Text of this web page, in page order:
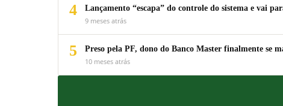
4
Lançamento “escapa” do controle do sistema e vai
9 meses atrás
5
Preso pela PF, dono do Banco Master finalmente se
10 meses atrás